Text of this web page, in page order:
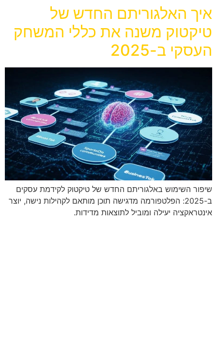
איך האלגוריתם החדש של
טיקטוק משנה את כללי המשחק
העסקי ב-2025
שיפור השימוש באלגוריתם החדש של טיקטוק לקידמת עסקים
ב-2025: הפלטפורמה מדגישה תוכן מותאם לקהילות נישה, יוצר
אינטראקציה יעילה ומוביל לתוצאות מדידות.